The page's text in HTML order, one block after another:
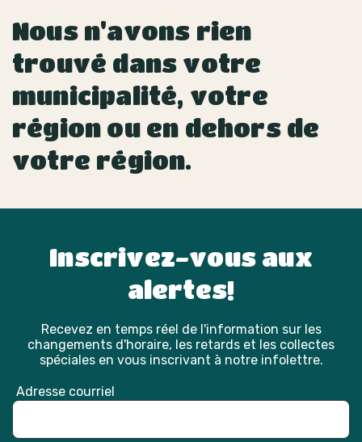
Nous n'avons rien
trouvé dans votre
municipalité, votre
région ou en dehors de
votre région.
Inscrivez-vous aux
alertes!
Recevez en temps réel de l'information sur les
changements d'horaire, les retards et les collectes
spéciales en vous inscrivant à notre infolettre.
Adresse courriel